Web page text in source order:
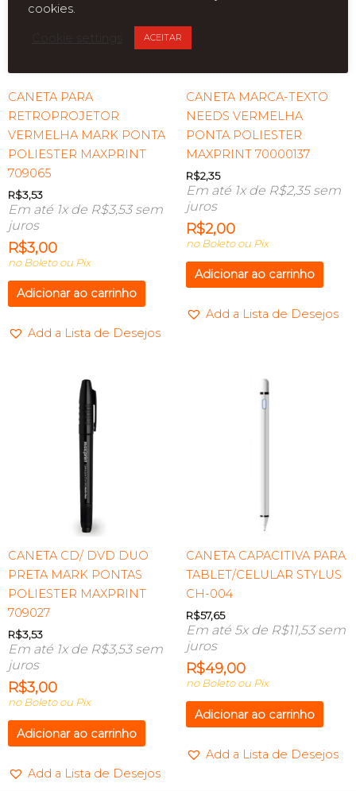
CANETA PARA
RETROPROJETOR
VERMELHA MARK PONTA
POLIESTER MAXPRINT
709065
R$3,53
Em até 1x de R$3,53sem
juros
R$3,00
no Boleto ou Pix
Adicionar ao carrinho
Add a Lista de Desejos
CANETA MARCA-TEXTO
NEEDS VERMELHA
PONTA POLIESTER
MAXPRINT 70000137
R$2,35
Em até 1x de R$2,35sem
juros
R$2,00
no Boleto ou Pix
Adicionar ao carrinho
Add a Lista de Desejos
CANETA CD/ DVD DUO
PRETA MARK PONTAS
POLIESTER MAXPRINT
709027
R$3,53
Em até 1x de R$3,53sem
juros
R$3,00
no Boleto ou Pix
Adicionar ao carrinho
Add a Lista de Desejos
CANETA CAPACITIVA PARA
TABLET/CELULAR STYLUS
CH-004
R$57,65
Em até 5x de R$11,53sem
juros
R$49,00
no Boleto ou Pix
Adicionar ao carrinho
Add a Lista de Desejos
cookies.
ACEITAR